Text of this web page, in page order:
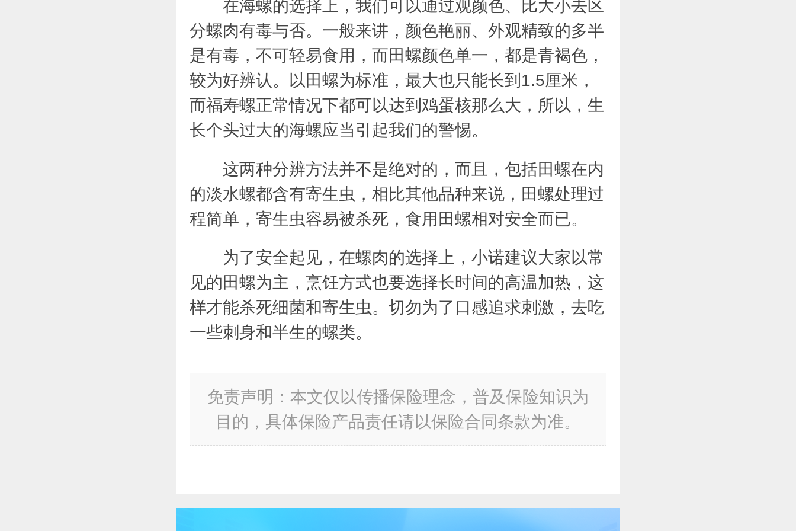
在海螺的选择上，我们可以通过观颜色、比大小去区
分螺肉有毒与否。一般来讲，颜色艳丽、外观精致的多半
是有毒，不可轻易食用，而田螺颜色单一，都是青褐色，
较为好辨认。以田螺为标准，最大也只能长到1.5厘米，
而福寿螺正常情况下都可以达到鸡蛋核那么大，所以，生
长个头过大的海螺应当引起我们的警惕。
这两种分辨方法并不是绝对的，而且，包括田螺在内
的淡水螺都含有寄生虫，相比其他品种来说，田螺处理过
程简单，寄生虫容易被杀死，食用田螺相对安全而已。
为了安全起见，在螺肉的选择上，小诺建议大家以常
见的田螺为主，烹饪方式也要选择长时间的高温加热，这
样才能杀死细菌和寄生虫。切勿为了口感追求刺激，去吃
一些刺身和半生的螺类。
免责声明：本文仅以传播保险理念，普及保险知识为
目的，具体保险产品责任请以保险合同条款为准。